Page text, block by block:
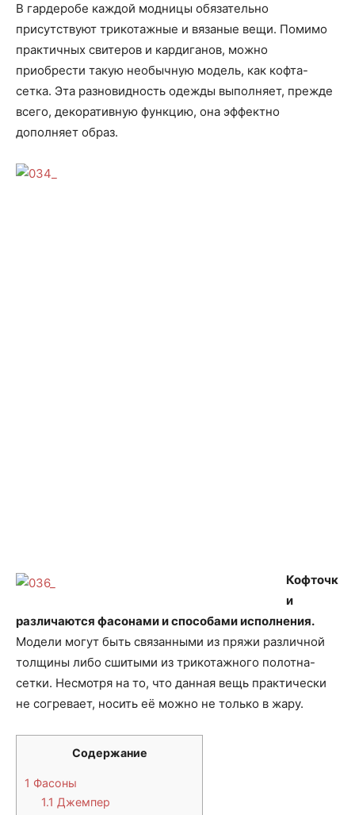
В гардеробе каждой модницы обязательно
присутствуют трикотажные и вязаные вещи. Помимо
практичных свитеров и кардиганов, можно
приобрести такую необычную модель, как кофта-
сетка. Эта разновидность одежды выполняет, прежде
всего, декоративную функцию, она эффектно
дополняет образ.
Кофточк
и
различаются фасонами и способами исполнения.
Модели могут быть связанными из пряжи различной
толщины либо сшитыми из трикотажного полотна-
сетки. Несмотря на то, что данная вещь практически
не согревает, носить её можно не только в жару.
Содержание
1 Фасоны
1.1 Джемпер